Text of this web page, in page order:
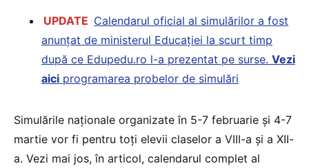
UPDATE Calendarul oficial al simulărilor a fost
anunțat de ministerul Educației la scurt timp
după ce Edupedu.ro l-a prezentat pe surse. Vezi
aici programarea probelor de simulări
Simulările naționale organizate în 5-7 februarie și 4-7
martie vor fi pentru toți elevii claselor a VIII-a și a XII-
a. Vezi mai jos, în articol, calendarul complet al